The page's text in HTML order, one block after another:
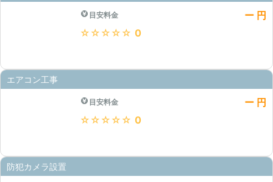
目安料金
ー 円
★★★★★ 0
エアコン工事
目安料金
ー 円
★★★★★ 0
防犯カメラ設置